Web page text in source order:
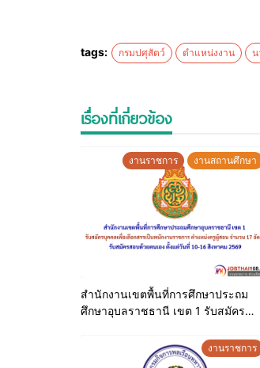
– ไฟล์ประกาศรับสมัคร
tags: กรมปศุสัตว์ ตำแหน่งงาน น
เรื่องที่เกี่ยวข้อง
งานราชการ งานสถานศึกษา
สำนักงานเขตพื้นที่การศึกษาประถม
ศึกษาอุบลราชธานี เขต 1 รับสมัคร
ราชการ ตำแหน่งครูผู้สอน จำนวน 17
อัตรา รับสมัครสอบด้วยตนเอง ตั้งแต่
งานราชการ